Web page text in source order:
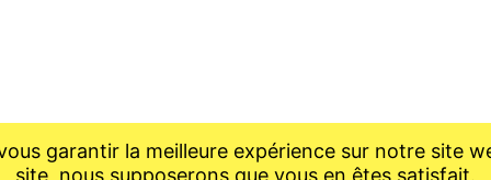
garantir la meilleure expérience sur notre site
site, nous supposerons que vous en êtes satisfait.